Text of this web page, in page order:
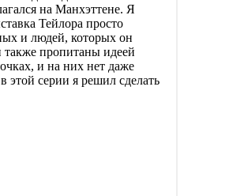
на Манхэттене. Я
Тейлора просто
и людей, которых он
пропитаны идеей
и на них нет даже
этой серии я решил сделать